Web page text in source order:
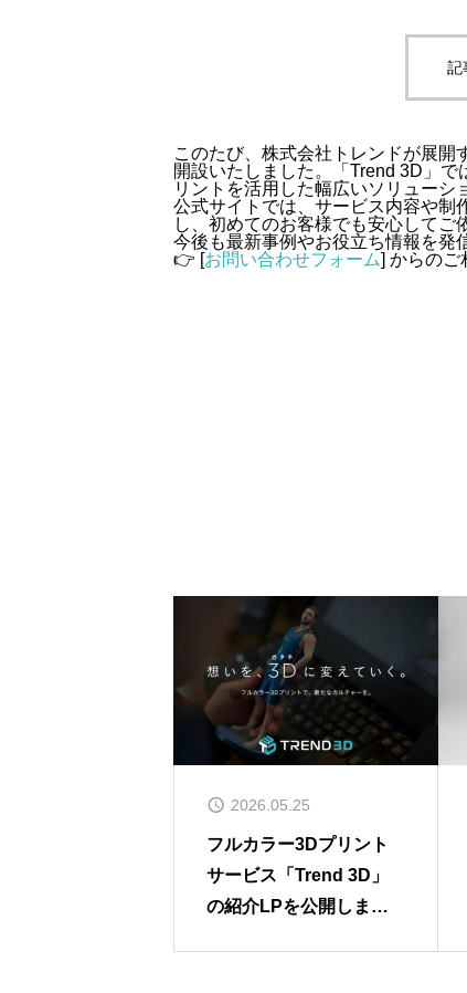
記
このたび、株式会社トレンドが展開
開設いたしました。「Trend 3D」
リントを活用した幅広いソリューシ
公式サイトでは、サービス内容や制
し、初めてのお客様でも安心してご
今後も最新事例やお役立ち情報を発
👉 [お問い合わせフォーム] からのご
2026.05.25
フルカラー3Dプリント
サービス「Trend 3D」
の紹介LPを公開しまし